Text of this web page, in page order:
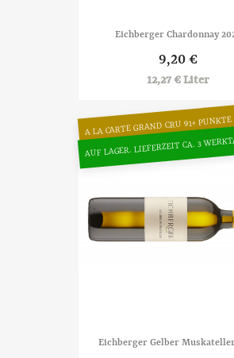
Eichberger Chardonnay
9,20 €
12,27 € Liter
Eichberger Gelber
A LA CARTE GRAND CRU 91+ PUNKTE
AUF LAGER. LIEFERZEIT CA. 3